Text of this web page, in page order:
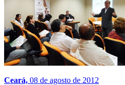
Ceará, 08 de agosto de 2012